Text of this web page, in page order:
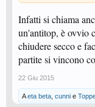
Infatti si chiama
un'antitop, è ovvio
chiudere secco e
partite si vincono
22 Giu 2015
Aeta beta cunni e